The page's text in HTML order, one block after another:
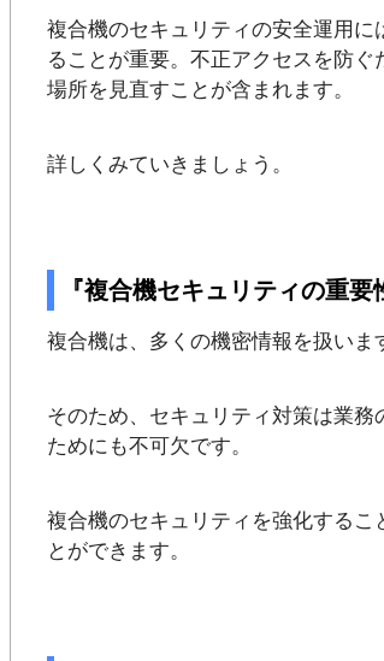
複合機のセキュリティの安全運用
ることが重要。不正アクセスを防
場所を見直すことが含まれます。
詳しくみていきましょう。
『複合機セキュリティの重要
複合機は、多くの機密情報を扱いま
そのため、セキュリティ対策は業
ためにも不可欠です。
複合機のセキュリティを強化するこ
とができます。